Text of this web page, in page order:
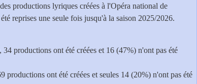
productions lyriques créées à l'Opéra national de
reprises une seule fois jusqu'à la saison 2025/2026.
34 productions ont été créées et 16 (47%) n'ont pas été
productions ont été créées et seules 14 (20%) n'ont pas été